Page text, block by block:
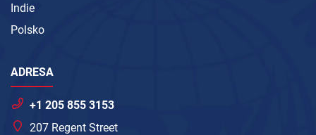
Indie
Polsko
ADRESA
+1 205 855 3153
207 Regent Street